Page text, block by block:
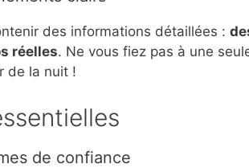
des informations détaillées :
réelles. Ne vous fiez pas à une
de la nuit !
de confiance